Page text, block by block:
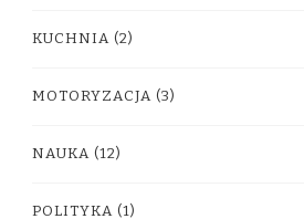
KUCHNIA (2)
MOTORYZACJA (3)
NAUKA (12)
POLITYKA (1)